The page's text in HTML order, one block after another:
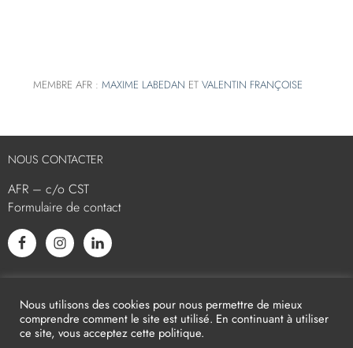
MEMBRE AFR :MAXIME LABEDAN ETVALENTIN FRANÇOISE
NOUS CONTACTER
AFR – c/o CST
Formulaire de contact
Nous utilisons des cookies pour nous permettre de mieux
comprendre comment le site est utilisé. En continuant à utiliser
ce site, vous acceptez cette politique.